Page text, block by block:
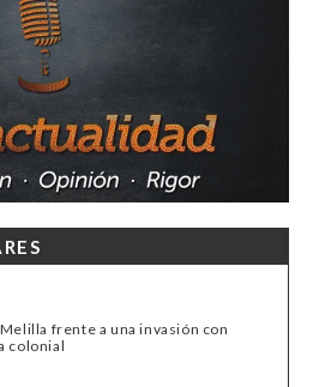
frente a una invasión con
colonial